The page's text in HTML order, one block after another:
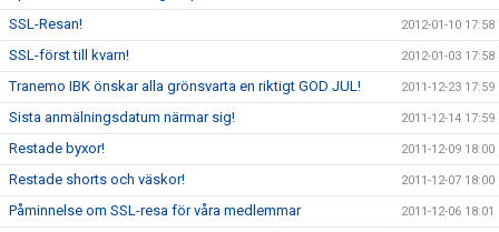
SSL-Resan! 2012-01-10 17:58
SSL-först till kvarn! 2012-01-03 17:58
Tranemo IBK önskar alla grönsvarta en riktigt GOD JUL! 2011-12-23 17:59
Sista anmälningsdatum närmar sig! 2011-12-14 17:59
Restade byxor! 2011-12-09 18:00
Restade shorts och väskor! 2011-12-07 18:00
Påminnelse om SSL-resa för våra medlemmar 2011-12-06 18:01